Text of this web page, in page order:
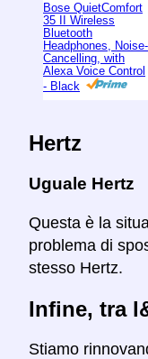
Bose QuietComfort
35 II Wireless
Bluetooth
Headphones, Noise-
Cancelling, with
Alexa Voice Control
- Black
Hertz
Uguale Hertz
Questa è la
problema di
stesso Hertz.
Infine, tra
Stiamo